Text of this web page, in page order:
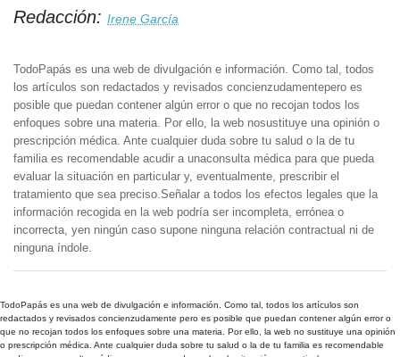
Redacción: Irene García
TodoPapás es una web de divulgación e información. Como tal, todos
los artículos son redactados y revisados concienzudamentepero es
posible que puedan contener algún error o que no recojan todos los
enfoques sobre una materia. Por ello, la web nosustituye una opinión o
prescripción médica. Ante cualquier duda sobre tu salud o la de tu
familia es recomendable acudir a unaconsulta médica para que pueda
evaluar la situación en particular y, eventualmente, prescribir el
tratamiento que sea preciso.Señalar a todos los efectos legales que la
información recogida en la web podría ser incompleta, errónea o
incorrecta, yen ningún caso supone ninguna relación contractual ni de
ninguna índole.
TodoPapás es una web de divulgación e información. Como tal, todos los artículos son
redactados y revisados concienzudamente pero es posible que puedan contener algún error o
que no recojan todos los enfoques sobre una materia. Por ello, la web no sustituye una opinión
o prescripción médica. Ante cualquier duda sobre tu salud o la de tu familia es recomendable